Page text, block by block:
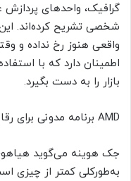
شخصی تشریح کرده‌اند.
اطمینان دارد که با
بازار را به دست بگیرد.
AMD برنامه مدونی برای رقابت در بازار هوش مصنوعی دارد
جک هوینه می‌گوید
به‌طورکلی کمتر از چیزی